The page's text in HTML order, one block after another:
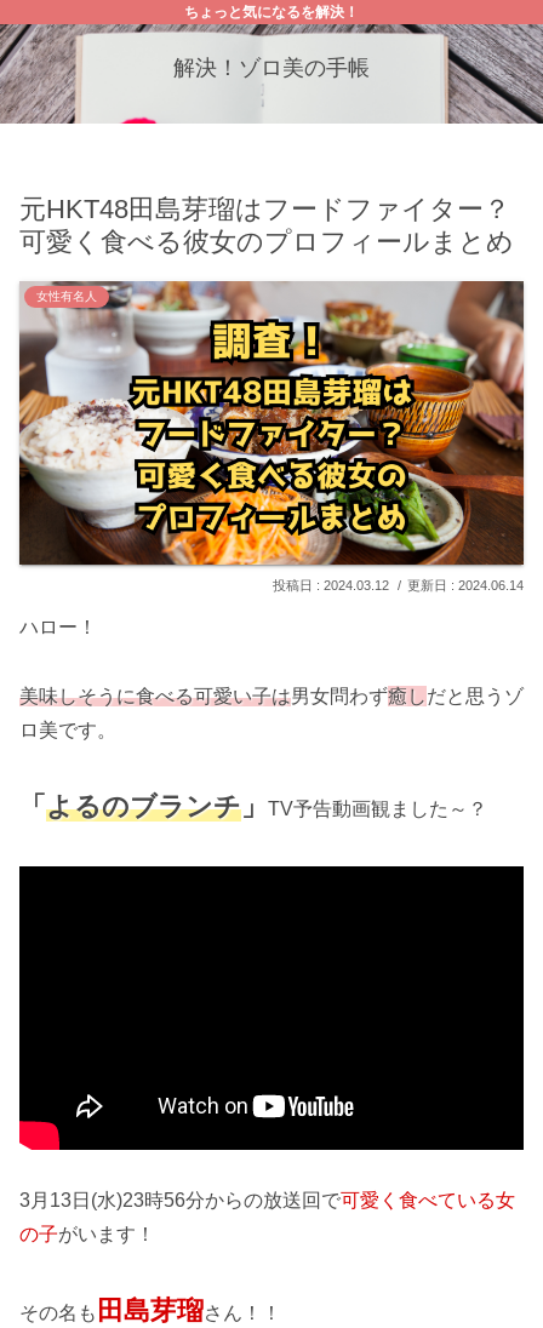
ちょっと気になるを解決！
解決！ゾロ美の手帳
元HKT48田島芽瑠はフードファイター？
可愛く食べる彼女のプロフィールまとめ
女性有名人
2024.03.12 2024.06.14
ハロー！
美味しそうに食べる可愛い子は男女問わず癒しだと思うゾ
ロ美です。
「 よるのブランチ 」 TV予告動画観ました～？
3月13日(水)23時56分からの放送回で可愛く食べている女
の子がいます！
その名も 田島芽瑠さん！！